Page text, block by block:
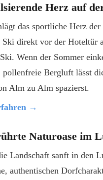
Herz auf
das sportliche Herz
direkt vor der Hoteltür
Wenn der Sommer
Bergluft lässt
Alm zu Alm spazierst.
→
Naturoase im
Landschaft sanft in den
authentischen